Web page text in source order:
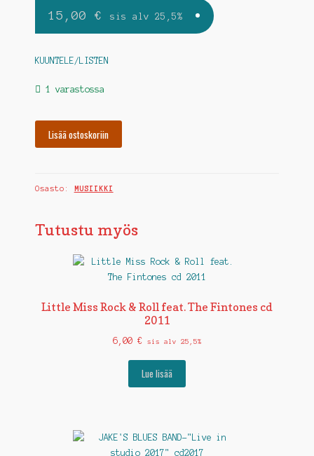
15,00 € sis alv 25,5%
KUUNTELE/LISTEN
1 varastossa
Shootin'
määrä
Lisää ostoskoriin
Osasto: MUSIIKKI
Tutustu myös
Little Miss Rock & Roll feat. The Fintones cd
2011
6,00 € sis alv 25,5%
Lue lisää